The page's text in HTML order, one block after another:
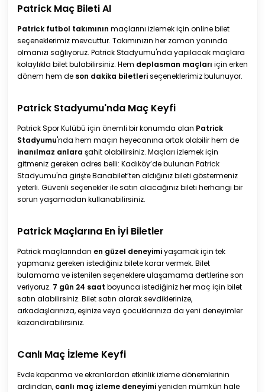
Patrick Maç Bileti Al
Patrick futbol takımının maçlarını izlemek için online bilet
seçeneklerimiz mevcuttur. Takımınızın her zaman yanında
olmanızı sağlıyoruz. Patrick Stadyumu'nda yapılacak maçlara
kolaylıkla bilet bulabilirsiniz. Hem deplasman maçları için erken
dönem hem de son dakika biletleriseçeneklerimiz bulunuyor.
Patrick Stadyumu'nda Maç Keyfi
Patrick Spor Kulübü için önemli bir konumda olan Patrick
Stadyumu'nda hem maçın heyecanına ortak olabilir hem de
inanılmaz anlara şahit olabilirsiniz. Maçları izlemek için
gitmeniz gereken adres belli: Kadıköy’de bulunan Patrick
Stadyumu'na girişte Banabilet’ten aldığınız bileti göstermeniz
yeterli. Güvenli seçenekler ile satın alacağınız bileti herhangi bir
sorun yaşamadan kullanabilirsiniz.
Patrick Maçlarına En İyi Biletler
Patrick maçlarından en güzel deneyimiyaşamak için tek
yapmanız gereken istediğiniz bilete karar vermek. Bilet
bulamama ve istenilen seçeneklere ulaşamama dertlerine son
veriyoruz. 7 gün 24 saat boyunca istediğiniz her maç için bilet
satın alabilirsiniz. Bilet satın alarak sevdiklerinize,
arkadaşlarınıza, eşinize veya çocuklarınıza da yeni deneyimler
kazandırabilirsiniz.
Canlı Maç İzleme Keyfi
Evde kapanma ve ekranlardan etkinlik izleme dönemlerinin
ardından, canlı maç izleme deneyimiyeniden mümkün hale